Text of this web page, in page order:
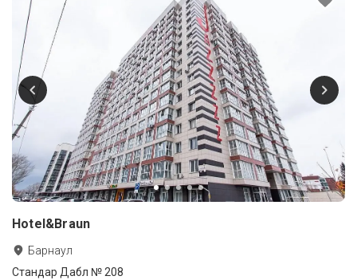
Hotel&Braun
Барнаул
Стандар Дабл № 208